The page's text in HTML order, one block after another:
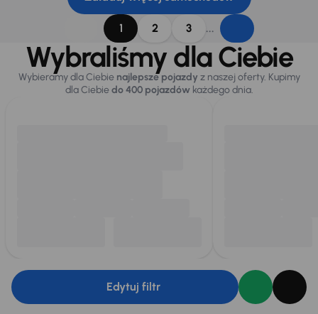
1 2 3 ...
Wybraliśmy dla Ciebie
Wybieramy dla Ciebie najlepsze pojazdy z naszej oferty. Kupimy
dla Ciebiedo 400 pojazdówkażdego dnia.
Edytuj filtr